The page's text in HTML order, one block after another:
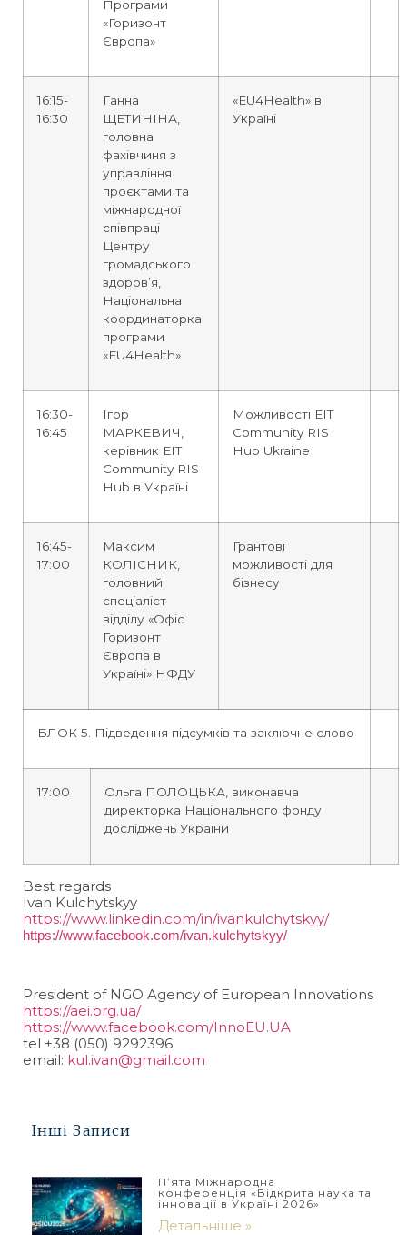
Програми
«Горизонт
Європа»
16:15-
16:30
Ганна
ЩЕТИНІНА,
головна
фахівчиня з
управління
проєктами та
міжнародної
співпраці
Центру
громадського
здоров’я,
Національна
координаторка
програми
«EU4Health»
«EU4Health» в
Україні
16:30-
16:45
Ігор
МАРКЕВИЧ,
керівник EIT
Community RIS
Hub в Україні
Можливості EIT
Community RIS
Hub Ukraine
16:45-
17:00
Максим
КОЛІСНИК,
головний
спеціаліст
відділу «Офіс
Горизонт
Європа в
Україні» НФДУ
Грантові
можливості для
бізнесу
БЛОК 5. Підведення підсумків та заключне слово
17:00
Ольга ПОЛОЦЬКА, виконавча
директорка Національного фонду
досліджень України
Best regards
Ivan Kulchytskyy
https://www.linkedin.com/in/ivankulchytskyy/
https://www.facebook.com/ivan.kulchytskyy/
President of NGO Agency of European Innovations
https://aei.org.ua/
https://www.facebook.com/InnoEU.UA
tel +38 (050) 9292396
email: kul.ivan@gmail.com
Інші Записи
П’ята Міжнародна
конференція «Відкрита наука та
інновації в Україні 2026»
Детальніше »